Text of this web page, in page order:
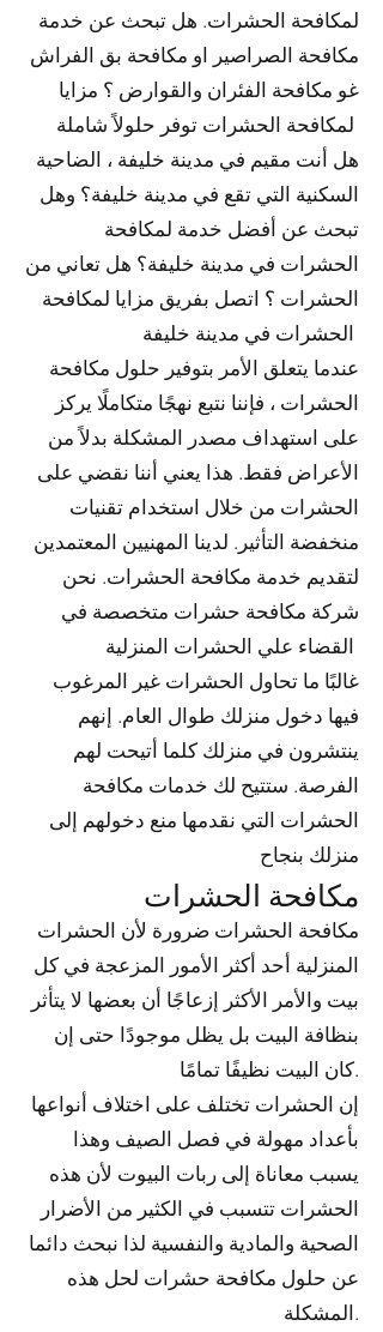
لمكافحة الحشرات. هل تبحث عن خدمة
مكافحة الصراصير او مكافحة بق الفراش
غو مكافحة الفئران والقوارض ؟ مزايا
هل أنت مقيم في مدينة خليفة ، الضاحية
السكنية التي تقع في مدينة خليفة؟ وهل
تبحث عن أفضل خدمة لمكافحة
الحشرات في مدينة خليفة؟ هل تعاني من
الحشرات ؟ اتصل بفريق مزايا لمكافحة
عندما يتعلق الأمر بتوفير حلول مكافحة
الحشرات ، فإننا نتبع نهجًا متكاملًا يركز
على استهداف مصدر المشكلة بدلاً من
الأعراض فقط. هذا يعني أننا نقضي على
الحشرات من خلال استخدام تقنيات
منخفضة التأثير. لدينا المهنيين المعتمدين
لتقديم خدمة مكافحة الحشرات. نحن
شركة مكافحة حشرات متخصصة في
غالبًا ما تحاول الحشرات غير المرغوب
فيها دخول منزلك طوال العام. إنهم
ينتشرون في منزلك كلما أتيحت لهم
الفرصة. ستتيح لك خدمات مكافحة
الحشرات التي نقدمها منع دخولهم إلى
منزلك بنجاح
مكافحة الحشرات
مكافحة الحشرات ضرورة لأن الحشرات
المنزلية أحد أكثر الأمور المزعجة في كل
بيت والأمر الأكثر إزعاجًا أن بعضها لا يتأثر
بنظافة البيت بل يظل موجودًا حتى إن
كان البيت نظيفًا تمامًا.
إن الحشرات تختلف على اختلاف أنواعها
بأعداد مهولة في فصل الصيف وهذا
يسبب معاناة إلى ربات البيوت لأن هذه
الحشرات تتسبب في الكثير من الأضرار
الصحية والمادية والنفسية لذا نبحث دائما
عن حلول مكافحة حشرات لحل هذه
المشكلة.